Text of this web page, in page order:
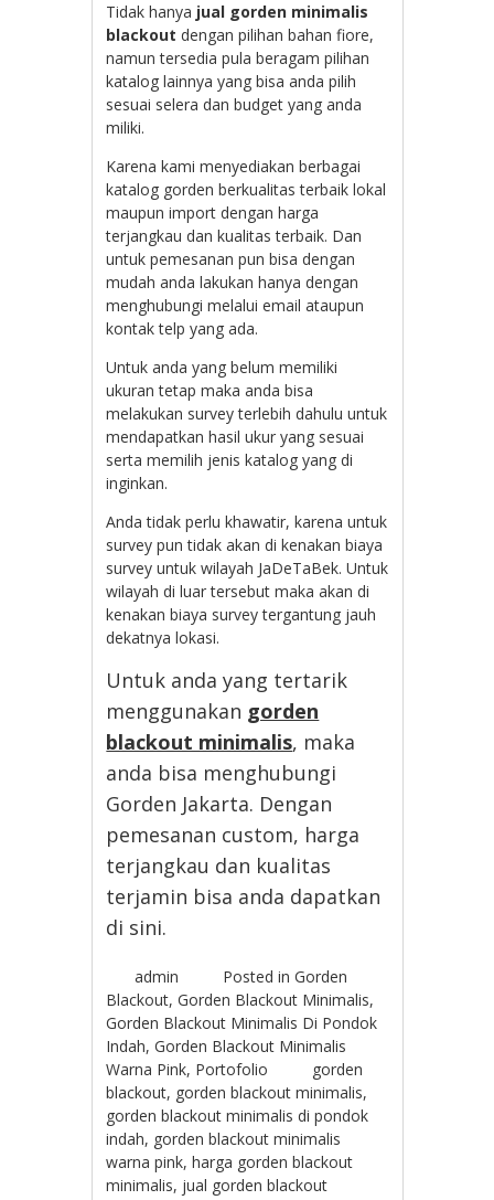
Tidak hanya jual gorden minimalis
blackout dengan pilihan bahan fiore,
namun tersedia pula beragam pilihan
katalog lainnya yang bisa anda pilih
sesuai selera dan budget yang anda
miliki.
Karena kami menyediakan berbagai
katalog gorden berkualitas terbaik lokal
maupun import dengan harga
terjangkau dan kualitas terbaik. Dan
untuk pemesanan pun bisa dengan
mudah anda lakukan hanya dengan
menghubungi melalui email ataupun
kontak telp yang ada.
Untuk anda yang belum memiliki
ukuran tetap maka anda bisa
melakukan survey terlebih dahulu untuk
mendapatkan hasil ukur yang sesuai
serta memilih jenis katalog yang di
inginkan.
Anda tidak perlu khawatir, karena untuk
survey pun tidak akan di kenakan biaya
survey untuk wilayah JaDeTaBek. Untuk
wilayah di luar tersebut maka akan di
kenakan biaya survey tergantung jauh
dekatnya lokasi.
Untuk anda yang tertarik
menggunakan gorden
blackout minimalis, maka
anda bisa menghubungi
Gorden Jakarta. Dengan
pemesanan custom, harga
terjangkau dan kualitas
terjamin bisa anda dapatkan
di sini.
admin Posted inGorden
Blackout,Gorden Blackout Minimalis,
Gorden Blackout Minimalis Di Pondok
Indah,Gorden Blackout Minimalis
Warna Pink, Portofolio
gorden
blackout, gorden blackout minimalis,
gorden blackout minimalis di pondok
indah, gorden blackout minimalis
warna pink,harga gorden blackout
minimalis, jual gorden blackout